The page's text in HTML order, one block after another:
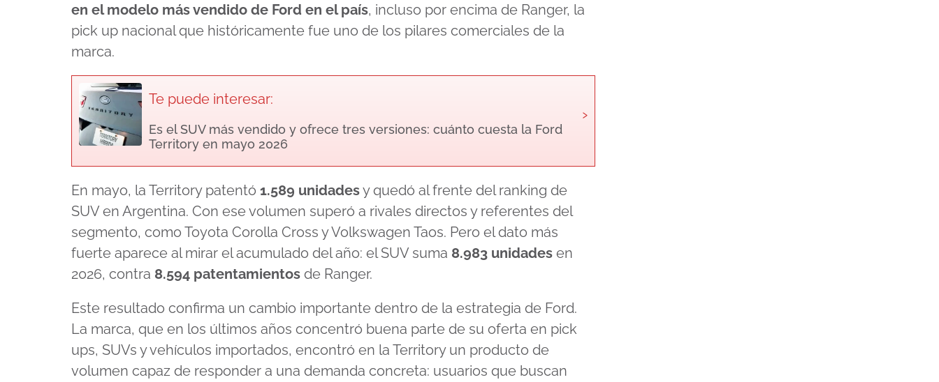
en el modelo más vendido de Ford en el país, incluso por encima de Ranger, la
pick up nacional que históricamente fue uno de los pilares comerciales de la
marca.
Te puede interesar:
Es el SUV más vendido y ofrece tres versiones: cuánto cuesta la Ford
Territory en mayo 2026
›
En mayo, la Territory patentó 1.589 unidadesy quedó al frente del ranking de
SUV en Argentina. Con ese volumen superó a rivales directos y referentes del
segmento, como Toyota Corolla Cross y Volkswagen Taos. Pero el dato más
fuerte aparece al mirar el acumulado del año: el SUV suma 8.983 unidades en
2026, contra 8.594 patentamientos de Ranger.
Este resultado confirma un cambio importante dentro de la estrategia de Ford.
La marca, que en los últimos años concentró buena parte de su oferta en pick
ups, SUVs y vehículos importados, encontró en la Territory un producto de
volumen capaz de responder a una demanda concreta: usuarios que buscan